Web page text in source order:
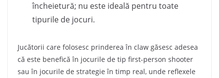
încheietură; nu este ideală pentru toate
tipurile de jocuri.
Jucătorii care folosesc prinderea în claw găsesc adesea
că este benefică în jocurile de tip first-person shooter
sau în jocurile de strategie în timp real, unde reflexele